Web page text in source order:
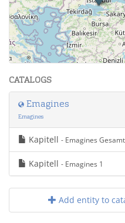
Leaflet| Maps and
CATALOGS
Emagines
Emagines
Kapitell - Emagines
Kapitell - Emagines 1
Add entity to